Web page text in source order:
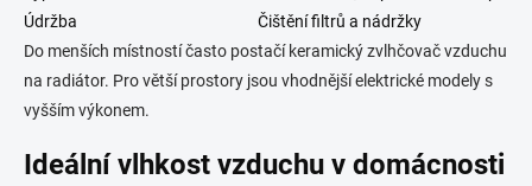
Údržba
Čištění filtrů a nádržky
Do menších místností často postačí keramický zvlhčovač vzduchu
na radiátor. Pro větší prostory jsou vhodnější elektrické modely s
vyšším výkonem.
Ideální vlhkost vzduchu v domácnosti